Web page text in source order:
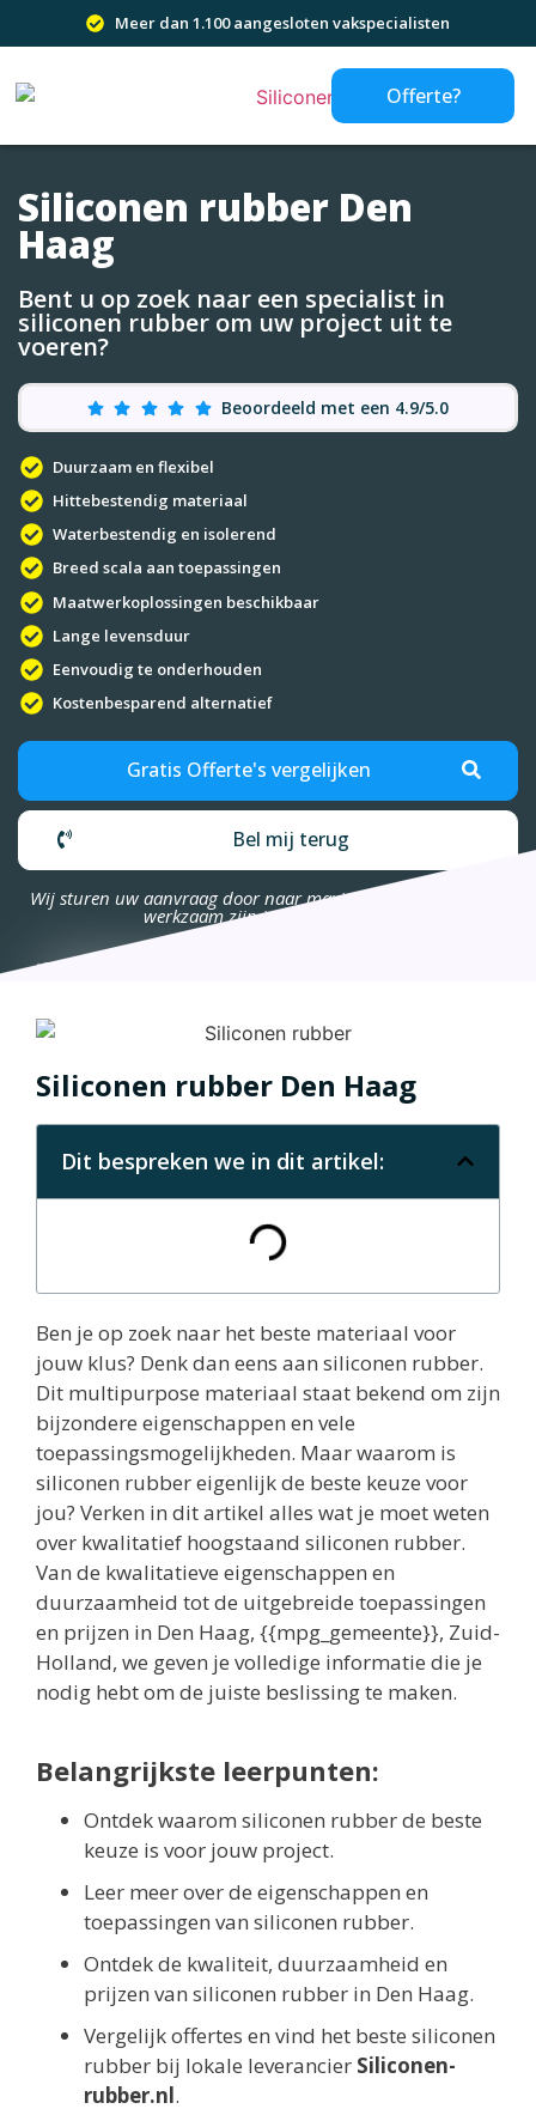
Meer dan 1.100 aangesloten vakspecialisten
Offerte?
Siliconen rubber Den
Haag
Bent u op zoek naar een specialist in
siliconen rubber om uw project uit te
voeren?
Beoordeeld met een 4.9/5.0
Duurzaam en flexibel
Hittebestendig materiaal
Waterbestendig en isolerend
Breed scala aan toepassingen
Maatwerkoplossingen beschikbaar
Lange levensduur
Eenvoudig te onderhouden
Kostenbesparend alternatief
Gratis Offerte's vergelijken
Bel mij terug
Wij sturen uw aanvraag door naar maximaal 4 bedrijven die
werkzaam zijn in uw omgeving.
Siliconen rubber Den Haag
Dit bespreken we in dit artikel:
Ben je op zoek naar het beste materiaal voor
jouw klus? Denk dan eens aan siliconen rubber.
Dit multipurpose materiaal staat bekend om zijn
bijzondere eigenschappen en vele
toepassingsmogelijkheden. Maar waarom is
siliconen rubber eigenlijk de beste keuze voor
jou? Verken in dit artikel alles wat je moet weten
over kwalitatief hoogstaand siliconen rubber.
Van de kwalitatieve eigenschappen en
duurzaamheid tot de uitgebreide toepassingen
en prijzen in Den Haag, {{mpg_gemeente}}, Zuid-
Holland, we geven je volledige informatie die je
nodig hebt om de juiste beslissing te maken.
Belangrijkste leerpunten:
Ontdek waarom siliconen rubber de beste
keuze is voor jouw project.
Leer meer over de eigenschappen en
toepassingen van siliconen rubber.
Ontdek de kwaliteit, duurzaamheid en
prijzen van siliconen rubber in Den Haag.
Vergelijk offertes en vind het beste siliconen
rubber bij lokale leverancier Siliconen-
rubber.nl.